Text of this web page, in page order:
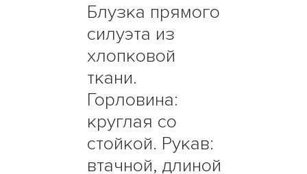
Блузка прямого
силуэта из
хлопковой
ткани.
Горловина:
круглая со
стойкой. Рукав:
втачной, длиной